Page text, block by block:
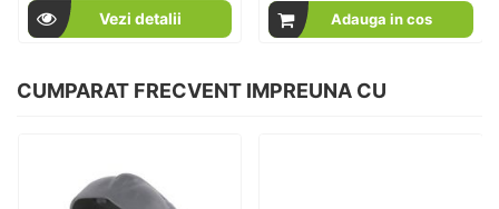
Vezi detalii Adauga in cos
CUMPARAT FRECVENT IMPREUNA CU